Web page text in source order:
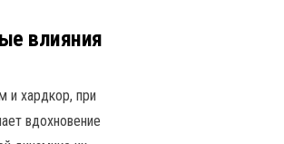
влияния
и хардкор, при
вдохновение